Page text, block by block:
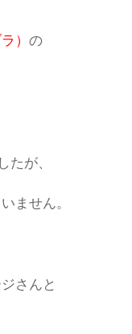
）の
たが、
ません。
さんと